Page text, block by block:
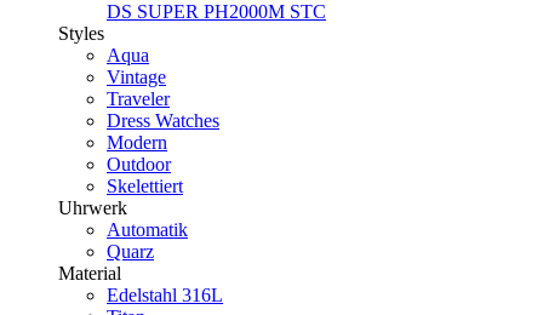
DS SUPER PH2000M STC
Styles
Aqua
Vintage
Traveler
Dress Watches
Modern
Outdoor
Skelettiert
Uhrwerk
Automatik
Quarz
Material
Edelstahl 316L